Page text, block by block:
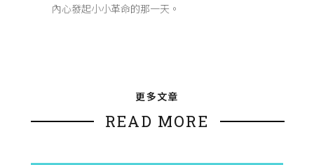
內心發起小小革命的那一天。
更多文章
READ MORE